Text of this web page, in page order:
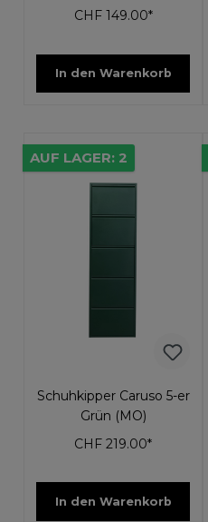
CHF 149.00*
In den Warenkorb
AUF LAGER: 2
Schuhkipper Caruso 5-er
Grün (MO)
CHF 219.00*
In den Warenkorb